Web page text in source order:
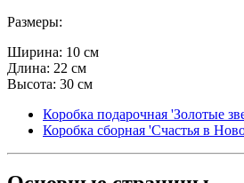
Размеры:
Ширина: 10 см
Длина: 22 см
Высота: 30 см
Коробка подарочная 'Золотые
Коробка сборная 'Счастья в